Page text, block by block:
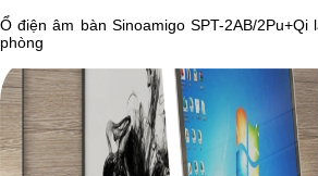
Ổ điện âm bàn Sinoamigo SPT-2AB/
phòng